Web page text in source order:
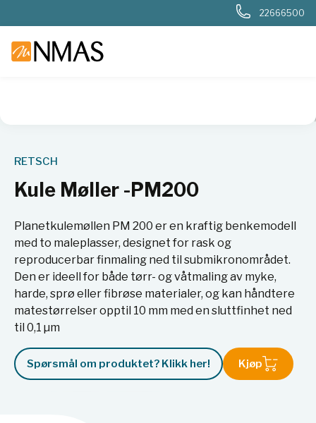
22666500
RETSCH
Kule Møller -PM200
Planetkulemøllen PM 200 er en kraftig benkemodell
med to maleplasser, designet for rask og
reproducerbar finmaling ned til submikronområdet.
Den er ideell for både tørr- og våtmaling av myke,
harde, sprø eller fibrøse materialer, og kan håndtere
matestørrelser opptil 10 mm med en sluttfinhet ned
til 0,1 µm
Spørsmål om produktet? Klikk her! Kjøp